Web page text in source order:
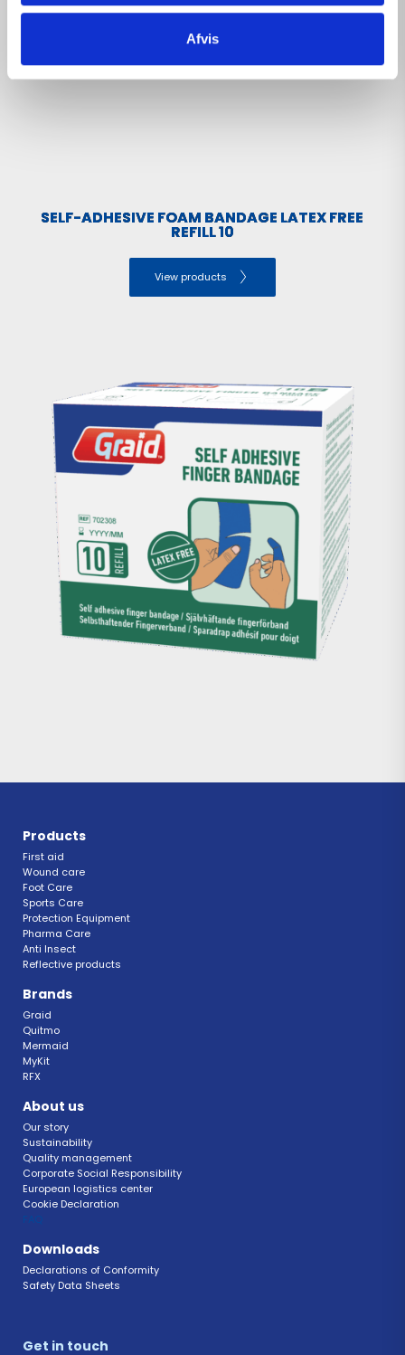
Afvis
SELF-ADHESIVE FOAM BANDAGE LATEX FREE
REFILL 10
View products
Products
First aid
Wound care
Foot Care
Sports Care
Protection Equipment
Pharma Care
Anti Insect
Reflective products
Brands
Graid
Quitmo
Mermaid
MyKit
RFX
About us
Our story
Sustainability
Quality management
Corporate Social Responsibility
European logistics center
Cookie Declaration
FAQ
Downloads
Declarations of Conformity
Safety Data Sheets
Get in touch